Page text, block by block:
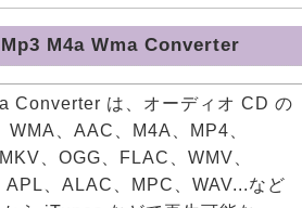
M4a Wma Converter
Converter は、オーディオ CD の
WMA、AAC、M4A、MP4、
、OGG、FLAC、WMV、
、ALAC、MPC、WAV...など